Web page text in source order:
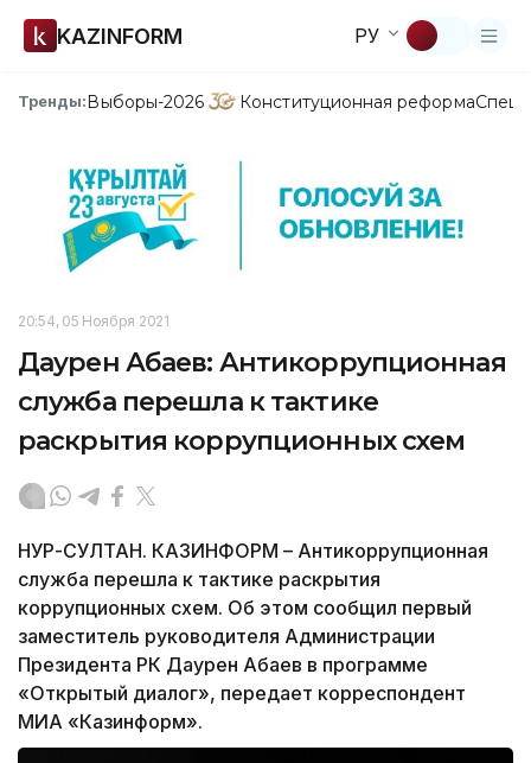
KAZINFORM РУ
Тренды:Выборы-2026 Конституционная реформа
20:54, 05 Ноября 2021
Даурен Абаев: Антикоррупционная
служба перешла к тактике
раскрытия коррупционных схем
НУР-СУЛТАН. КАЗИНФОРМ – Антикоррупционная
служба перешла к тактике раскрытия
коррупционных схем. Об этом сообщил первый
заместитель руководителя Администрации
Президента РК Даурен Абаев в программе
«Открытый диалог», передает корреспондент
МИА «Казинформ».